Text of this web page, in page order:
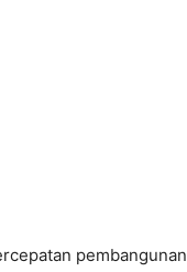
pembangunan